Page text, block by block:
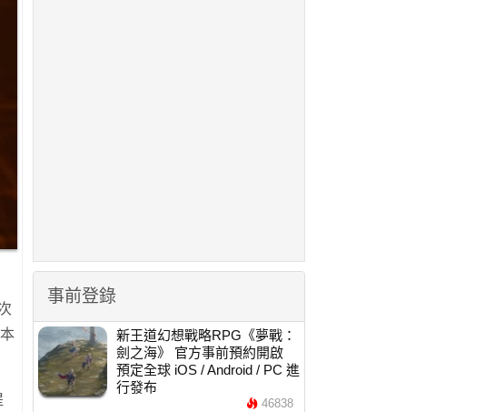
事前登錄
新王道幻想戰略RPG《夢戰：
劍之海》 官方事前預約開啟
預定全球 iOS / Android / PC 進
行發布
46838